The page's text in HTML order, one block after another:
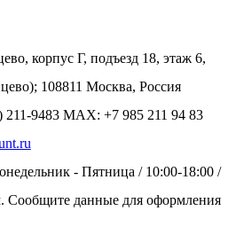
корпус Г, подъезд 18, этаж 6,
108811 Москва, Россия
211-9483 MAX: +7 985 211 94 83
- Пятница / 10:00-18:00 /
Сообщите данные для оформления